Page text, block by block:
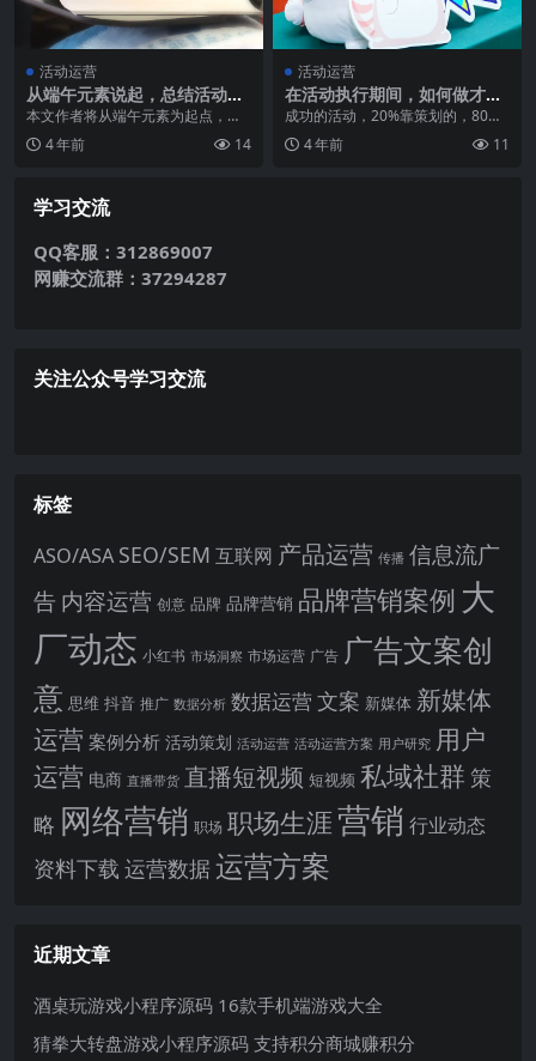
活动运营
从端午元素说起，总结活动的
3个方向19个小点
本文作者将从端午元素为起点，主
要用联想法和反转法找出活动的切
入点，分为3个方向和...
4 年前 14
活动运营
在活动执行期间，如何做才能
确保活动达到预期？
成功的活动，20%靠策划的，80%
靠执行。 好的产品，也可能没有人
知道，毕竟，酒...
4 年前 11
学习交流
QQ客服：312869007
网赚交流群：37294287
关注公众号学习交流
标签
ASO/ASA SEO/SEM 互联网 产品运营 传播 信息流广
告 内容运营 创意 品牌 品牌营销 品牌营销案例 大
厂动态 小红书 市场洞察 市场运营 广告 广告文案创
意 思维 抖音 推广 数据分析 数据运营 文案 新媒体 新媒体
运营 案例分析 活动策划 活动运营 活动运营方案 用户研究 用户
运营 电商 直播带货 直播短视频 短视频 私域社群 策
略 网络营销 职场 职场生涯营销 行业动态
资料下载 运营数据运营方案
近期文章
酒桌玩游戏小程序源码 16款手机端游戏大全
猜拳大转盘游戏小程序源码 支持积分商城赚积分